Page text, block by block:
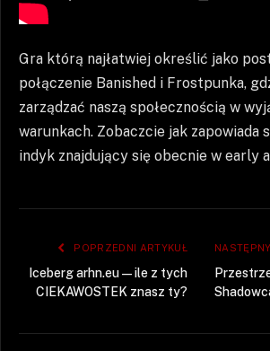
Gra którą najłatwiej określić jako
połączenie Banished i Frostpunka,
zarządzać naszą społecznością w
warunkach. Zobaczcie jak zapowiada
indyk znajdujący się obecnie w early
POPRZEDNI ARTYKUŁ
Iceberg arhn.eu — ile z tych
CIEKAWOSTEK znasz ty?